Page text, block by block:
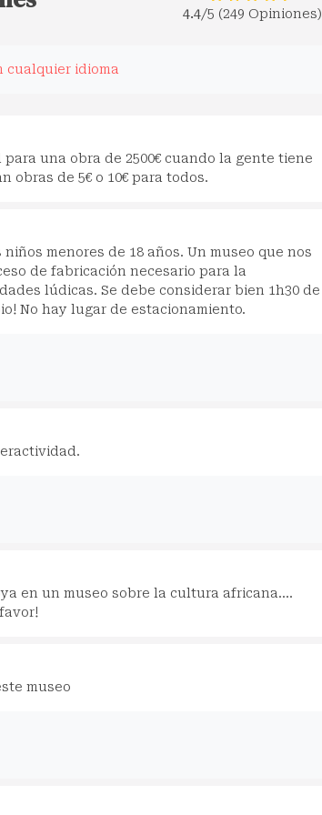
4.4/5 (249 Opiniones)
cualquier idioma
una obra de 2500€ cuando la gente tiene
obras de 5€ o 10€ para todos.
menores de 18 años. Un museo que nos
de fabricación necesario para la
lúdicas. Se debe considerar bien 1h30 de
No hay lugar de estacionamiento.
en un museo sobre la cultura africana....
museo